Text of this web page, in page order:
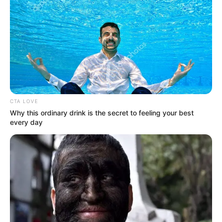
Setelah itu pijat lurus ke seluruh area perut bagian atas menuju
tulang rusuk kiri dan pijat perlahan ke bagian perut bawah.
Ulangi memijat perut ini setiap harinya agar mendapatkan hasil
yang maksimal.
8. Mandi air hangat
CTA LOVE
Why this ordinary drink is the secret to feeling your best
every day